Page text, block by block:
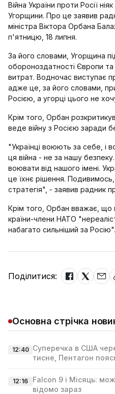
Війна України проти Росії
Угорщини. Про це заявив
міністра Віктора Орбана
п'ятницю, 18 липня.
За його словами, Угорщина
обороноздатності Європи та
витрат. Водночас виступає
адже це, за його словами,
Росією, а угорці цього не
Крім того, Орбан
веде війну з Росією заради
"Українці воюють за себе, і
ця війна - не за нашу
воювати від нашого імені.
це їхнє рішення. Подивимось,
стратегія", - заявив радник
Крім того, Орбан вважає, що
країни-члени НАТО
набагато сильніший за Росію".
Поділитися:
Основна стрічка
12:40 Суперечка в США
тисне, Пентагон
12:16
Falcon 9 і Місяць:
відомо зараз